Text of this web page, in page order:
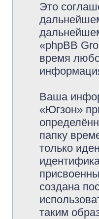
Это
«phpBB
время
Ваша
«Югзон»
папку
только
создана
таким